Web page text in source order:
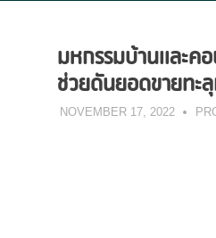
มหกรรมบ้านและค
ช่วยดันยอดขายทะลุ
NOVEMBER 17, 2022